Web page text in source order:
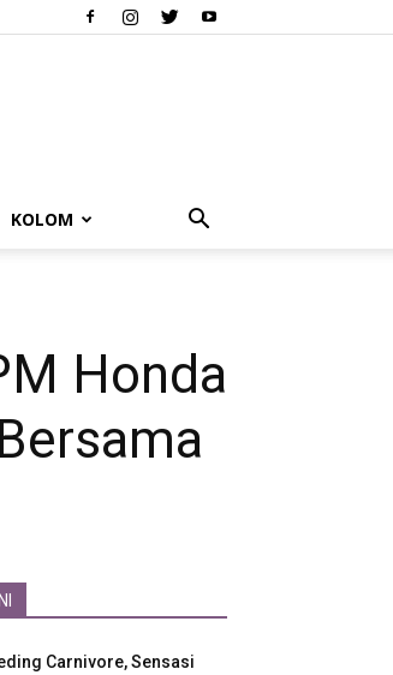
KOLOM
Honda
Carnivore, Sensasi